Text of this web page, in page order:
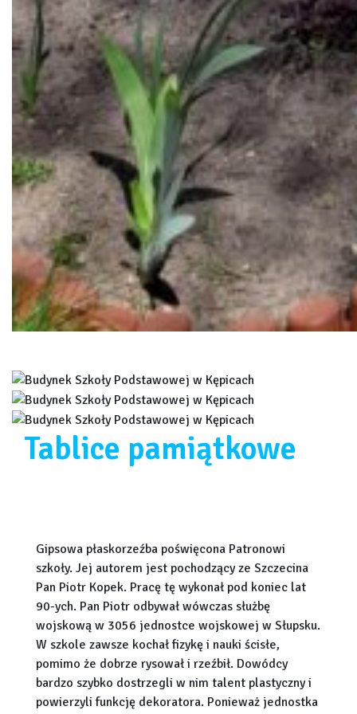
Tablice pamiątkowe
Gipsowa płaskorzeźba poświęcona Patronowi
szkoły. Jej autorem jest pochodzący ze Szczecina
Pan Piotr Kopek. Pracę tę wykonał pod koniec lat
90-ych. Pan Piotr odbywał wówczas służbę
wojskową w 3056 jednostce wojskowej w Słupsku.
W szkole zawsze kochał fizykę i nauki ścisłe,
pomimo że dobrze rysował i rzeźbił. Dowódcy
bardzo szybko dostrzegli w nim talent plastyczny i
powierzyli funkcję dekoratora. Ponieważ jednostka